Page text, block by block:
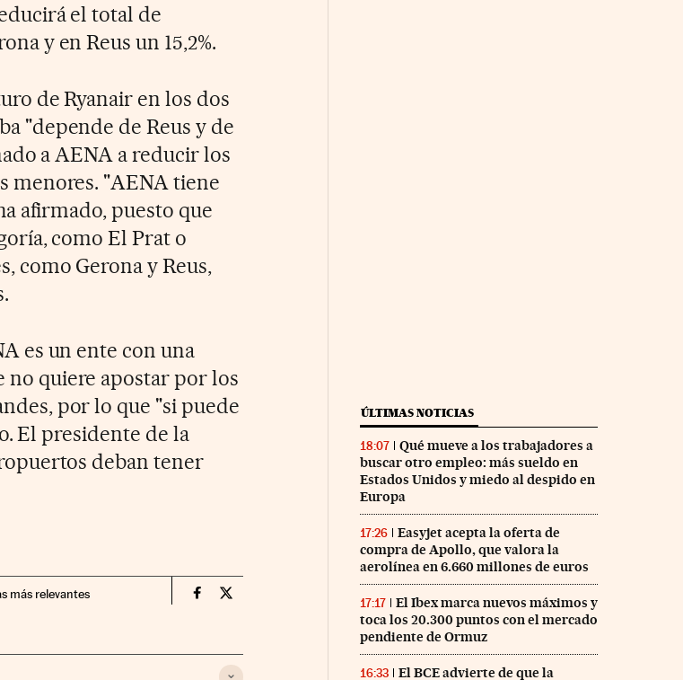
el total de
y en Reus un 15,2%.
de Ryanair en los dos
"depende de Reus y de
a AENA a reducir los
menores. "AENA tiene
afirmado, puesto que
como El Prat o
como Gerona y Reus,
es un ente con una
quiere apostar por los
por lo que "si puede
El presidente de la
deban tener
más relevantes Companias Cinco Días en Facebook
Companias Cinco Días en Twitter
ÚLTIMAS NOTICIAS
18:07
Qué mueve a los trabajadores a
buscar otro empleo: más sueldo en
Estados Unidos y miedo al despido en
Europa
17:26
Easyjet acepta la oferta de
compra de Apollo, que valora la
aerolínea en 6.660 millones de euros
17:17
El Ibex marca nuevos máximos y
toca los 20.300 puntos con el mercado
pendiente de Ormuz
16:33
El BCE advierte de que la